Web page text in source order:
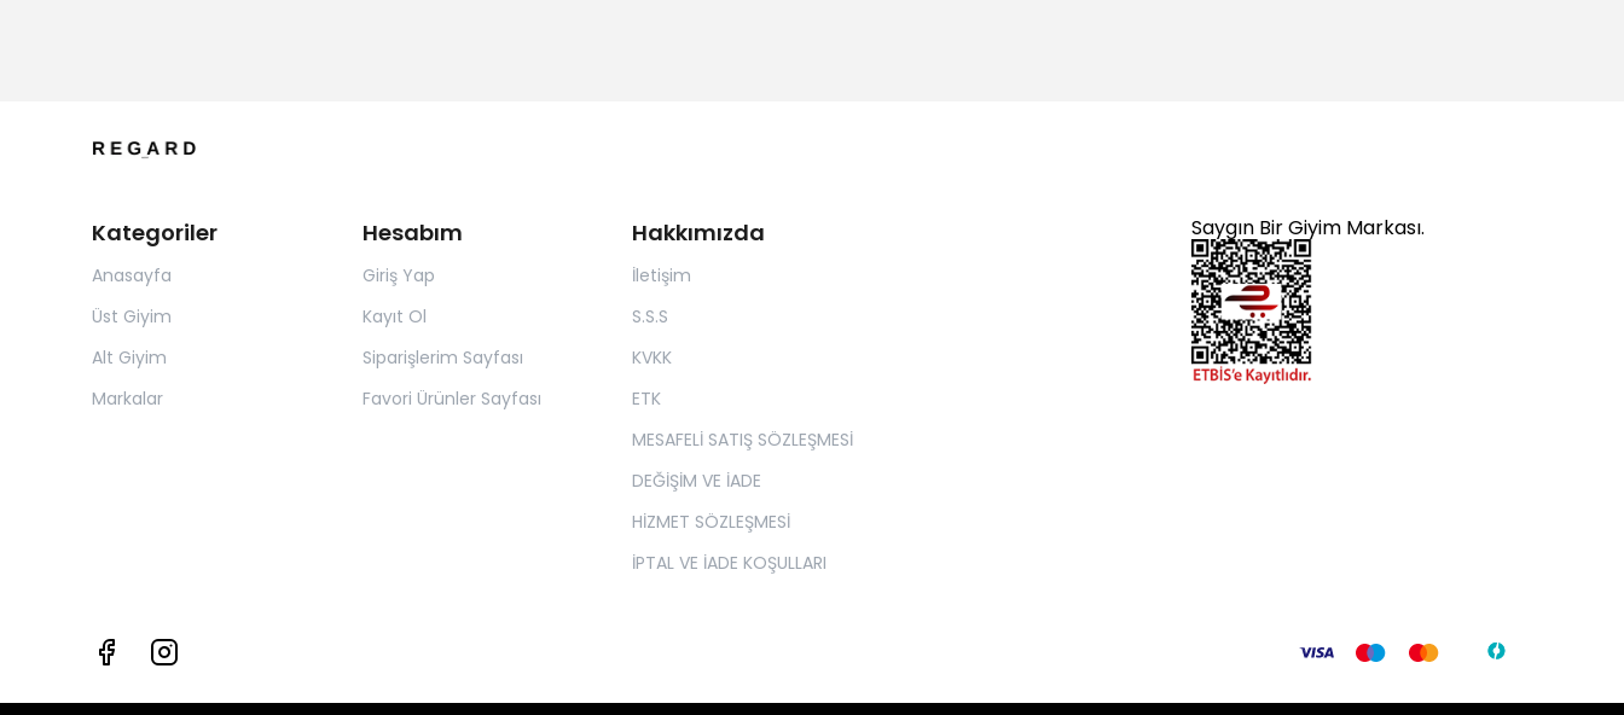
Kategoriler
Anasayfa
Üst Giyim
Alt Giyim
Markalar
Hesabım
Giriş Yap
Kayıt Ol
Siparişlerim Sayfası
Favori Ürünler Sayfası
Hakkımızda
İletişim
S.S.S
KVKK
ETK
MESAFELİ SATIŞ SÖZLEŞMESİ
DEĞİŞİM VE İADE
HİZMET SÖZLEŞMESİ
İPTAL VE İADE KOŞULLARI
Saygın Bir Giyim Markası.